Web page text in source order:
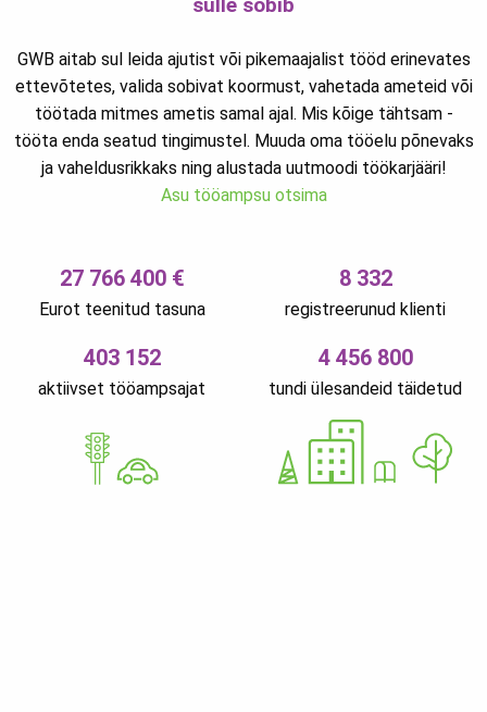
GWB aitab sul leida ajutist või pikemaajalist tööd erinevates
ettevõtetes, valida sobivat koormust, vahetada ameteid või
töötada mitmes ametis samal ajal. Mis kõige tähtsam -
tööta enda seatud tingimustel. Muuda oma tööelu põnevaks
ja vaheldusrikkaks ning alustada uutmoodi töökarjääri!
Asu tööampsu otsima
27 766 400 €
Eurot teenitud tasuna
8 332
registreerunud klienti
403 152
aktiivset tööampsajat
4 456 800
tundi ülesandeid täidetud